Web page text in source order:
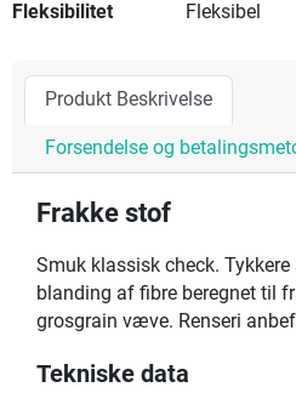
Fleksibilitet Fleksibel
Produkt Beskrivelse
Forsendelse og
Frakke stof
Smuk klassisk check.
blanding af fibre beregnet til
grosgrain væve. Renseri
Tekniske data